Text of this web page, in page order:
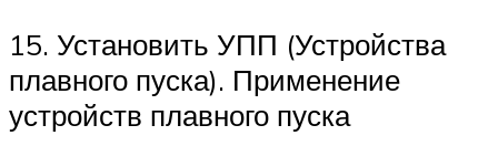
15. Установить УПП (Устройства
плавного пуска). Применение
устройств плавного пуска